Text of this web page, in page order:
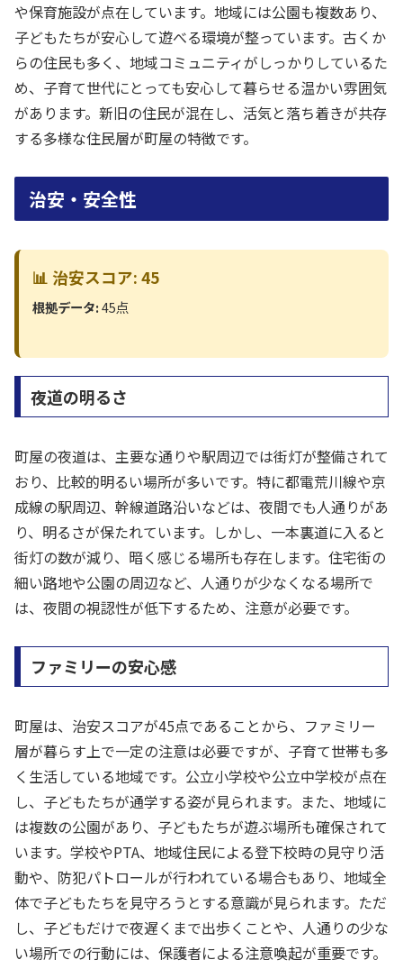
や保育施設が点在しています。地域には公園も複数あり、
子どもたちが安心して遊べる環境が整っています。古くか
らの住民も多く、地域コミュニティがしっかりしているた
め、子育て世代にとっても安心して暮らせる温かい雰囲気
があります。新旧の住民が混在し、活気と落ち着きが共存
する多様な住民層が町屋の特徴です。
治安・安全性
📊 治安スコア: 45
根拠データ:45点
夜道の明るさ
町屋の夜道は、主要な通りや駅周辺では街灯が整備されて
おり、比較的明るい場所が多いです。特に都電荒川線や京
成線の駅周辺、幹線道路沿いなどは、夜間でも人通りがあ
り、明るさが保たれています。しかし、一本裏道に入ると
街灯の数が減り、暗く感じる場所も存在します。住宅街の
細い路地や公園の周辺など、人通りが少なくなる場所で
は、夜間の視認性が低下するため、注意が必要です。
ファミリーの安心感
町屋は、治安スコアが45点であることから、ファミリー
層が暮らす上で一定の注意は必要ですが、子育て世帯も多
く生活している地域です。公立小学校や公立中学校が点在
し、子どもたちが通学する姿が見られます。また、地域に
は複数の公園があり、子どもたちが遊ぶ場所も確保されて
います。学校やPTA、地域住民による登下校時の見守り活
動や、防犯パトロールが行われている場合もあり、地域全
体で子どもたちを見守ろうとする意識が見られます。ただ
し、子どもだけで夜遅くまで出歩くことや、人通りの少な
い場所での行動には、保護者による注意喚起が重要です。